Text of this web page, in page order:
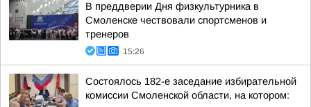
В преддверии Дня физкультурника в
Смоленске чествовали спортсменов и
тренеров
15:26
Состоялось 182-е заседание избирательной
комиссии Смоленской области, на котором: